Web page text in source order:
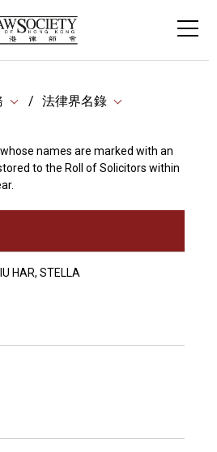
法律界名錄
names are marked with an
to the Roll of Solicitors within
HAR, STELLA